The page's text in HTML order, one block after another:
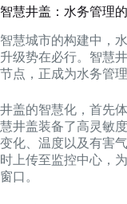
智慧井盖：水务管理
智慧城市的构建中，
升级势在必行。智慧
节点，正成为水务管
井盖的智慧化，首先
慧井盖装备了高灵敏
变化、温度以及有害
时上传至监控中心，
窗口。